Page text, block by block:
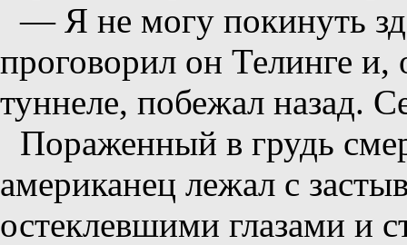
— Я не могу покинуть
проговорил он Телинге и,
туннеле, побежал назад.
Пораженный в грудь
американец лежал с
остеклевшими глазами и